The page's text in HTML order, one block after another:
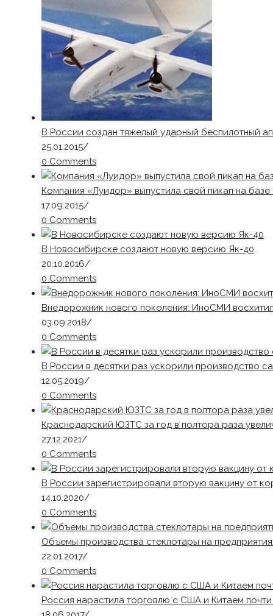
В России создан тяжелый ударный беспилотный
25.01.2015/
0 Comments
Компания «Луидор» выпустила свой пикап на базе
17.09.2015/
0 Comments
В Новосибирске создают новую версию Як-40
20.10.2016/
0 Comments
Внедорожник нового поколения: ИноСМИ
03.09.2018/
0 Comments
В России в десятки раз ускорили производство
12.05.2019/
0 Comments
Краснодарский ЮЗТС за год в полтора раза
27.12.2021/
0 Comments
В России зарегистрировали вторую вакцину от
14.10.2020/
0 Comments
Объемы производства стеклотары на
22.01.2017/
0 Comments
Россия нарастила торговлю с США и Китаем почти